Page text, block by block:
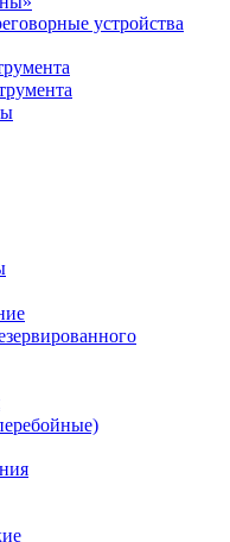
устройства